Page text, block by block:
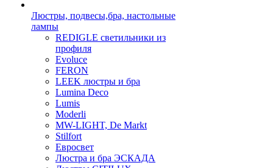
Люстры, подвесы,бра, настольные
лампы
REDIGLE светильники из
профиля
Evoluce
FERON
LEEK люстры и бра
Lumina Deco
Lumis
Moderli
MW-LIGHT, De Markt
Stilfort
Евросвет
Люстра и бра ЭСКАДА